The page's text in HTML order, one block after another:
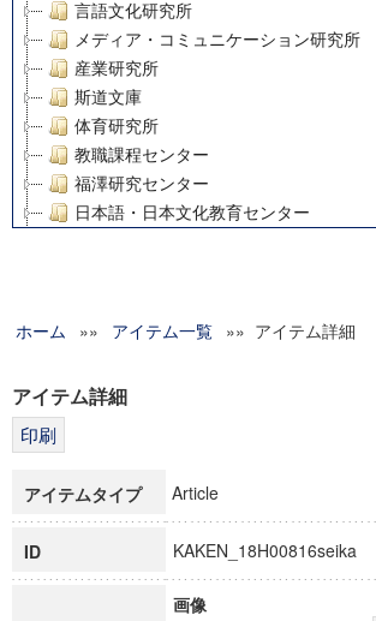
言語文化研究所
メディア・コミュニケーション研究所
産業研究所
斯道文庫
体育研究所
教職課程センター
福澤研究センター
日本語・日本文化教育センター
グローバルリサーチインスティテュート
科学研究費補助金研究成果報告書
博士課程教育リーディングプログラム
ホーム »» アイテム一覧 »» アイテム詳細
アイテム詳細
アイテムタイプ Article
ID KAKEN_18H00816seika
画像